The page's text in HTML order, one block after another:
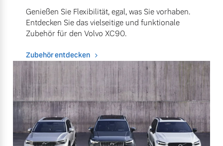
Genießen Sie Flexibilität, egal, was Sie vorhaben.
Entdecken Sie das vielseitige und funktionale
Zubehör für den Volvo XC90.
Zubehör entdecken